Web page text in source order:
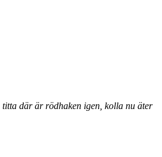
titta där är rödhaken igen, kolla nu äter